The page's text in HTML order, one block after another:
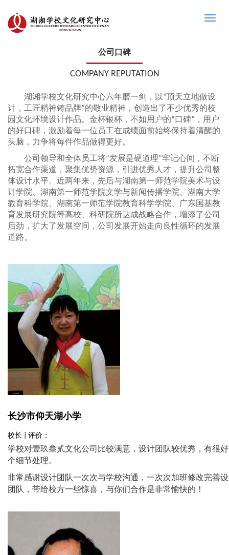
Toggle
公司口碑
COMPANY REPUTATION
湖湘学校文化研究中心六年磨一剑，以“顶天立地做设
计，工匠精神铸品牌”的敬业精神，创造出了不少优秀的校
园文化环境设计作品。金杯银杯，不如用户的“口碑”，用户
的好口碑，激励着每一位员工在成绩面前始终保持着清醒的
头脑，力争将每件作品做得更好。
公司领导和全体员工将“发展是硬道理”牢记心间，不断
拓宽合作渠道，聚集优势资源，引进优秀人才，提升公司整
体设计水平。近两年来，先后与湖南第一师范学院美术与设
计学院、湖南第一师范学院文学与新闻传播学院、湖南大学
教育科学院、湖南第一师范学院教育科学学院、广东国基教
育发展研究院等高校、科研院所达成战略合作，增添了公司
后劲，扩大了发展空间，公司发展开始走向良性循环的发展
道路。
长沙市仰天湖小学
校长 | 评价：
学校对壹玖叁贰文化公司比较满意，设计团队较优秀，有很
个细节处理。
非常感谢设计团队一次次与学校沟通，一次次加班修改完善
团队，带给校方一些惊喜，与你们合作是非常愉快的！